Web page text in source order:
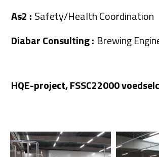
As2 : Safety/Health Coordination
Diabar Consulting : Brewing
HQE-project, FSSC22000